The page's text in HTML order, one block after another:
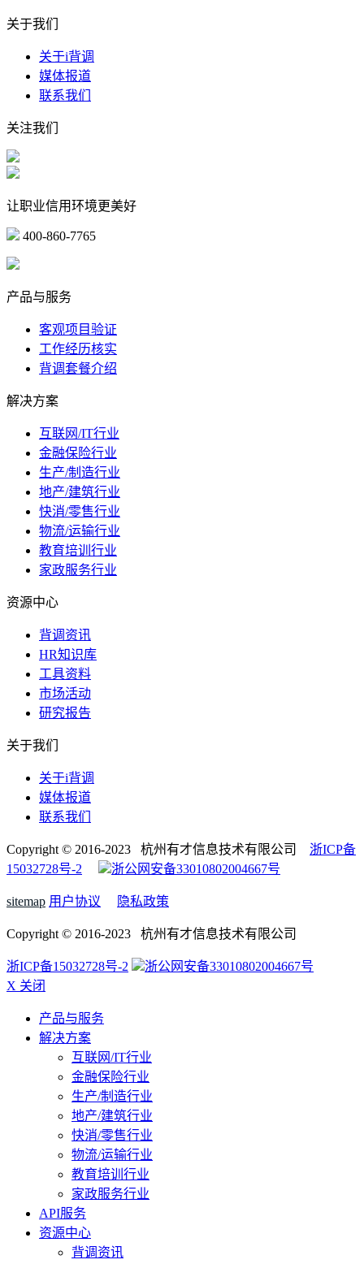
关于我们
关于i背调
媒体报道
联系我们
关注我们
让职业信用环境更美好
400-860-7765
产品与服务
客观项目验证
工作经历核实
背调套餐介绍
解决方案
互联网/IT行业
金融保险行业
生产/制造行业
地产/建筑行业
快消/零售行业
物流/运输行业
教育培训行业
家政服务行业
资源中心
背调资讯
HR知识库
工具资料
市场活动
研究报告
关于我们
关于i背调
媒体报道
联系我们
Copyright © 2016-2023 杭州有才信息技术有限公司 浙ICP备
15032728号-2
浙公网安备33010802004667号
sitemap 用户协议 隐私政策
Copyright © 2016-2023 杭州有才信息技术有限公司
浙ICP备15032728号-2
浙公网安备33010802004667号
X 关闭
产品与服务
解决方案
互联网/IT行业
金融保险行业
生产/制造行业
地产/建筑行业
快消/零售行业
物流/运输行业
教育培训行业
家政服务行业
API服务
资源中心
背调资讯